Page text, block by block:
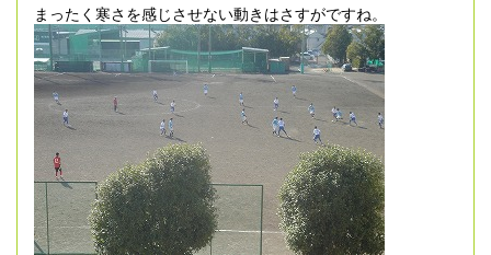
まったく寒さを感じさせない動きはさすがですね。